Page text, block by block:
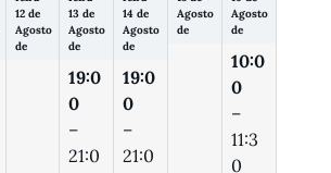
12 de
Agosto
de
13 de
Agosto
de
19:0
0
–
21:0
14 de
Agosto
de
19:0
0
–
21:0
Agosto
de
Agosto
de
10:0
0
–
11:3
0